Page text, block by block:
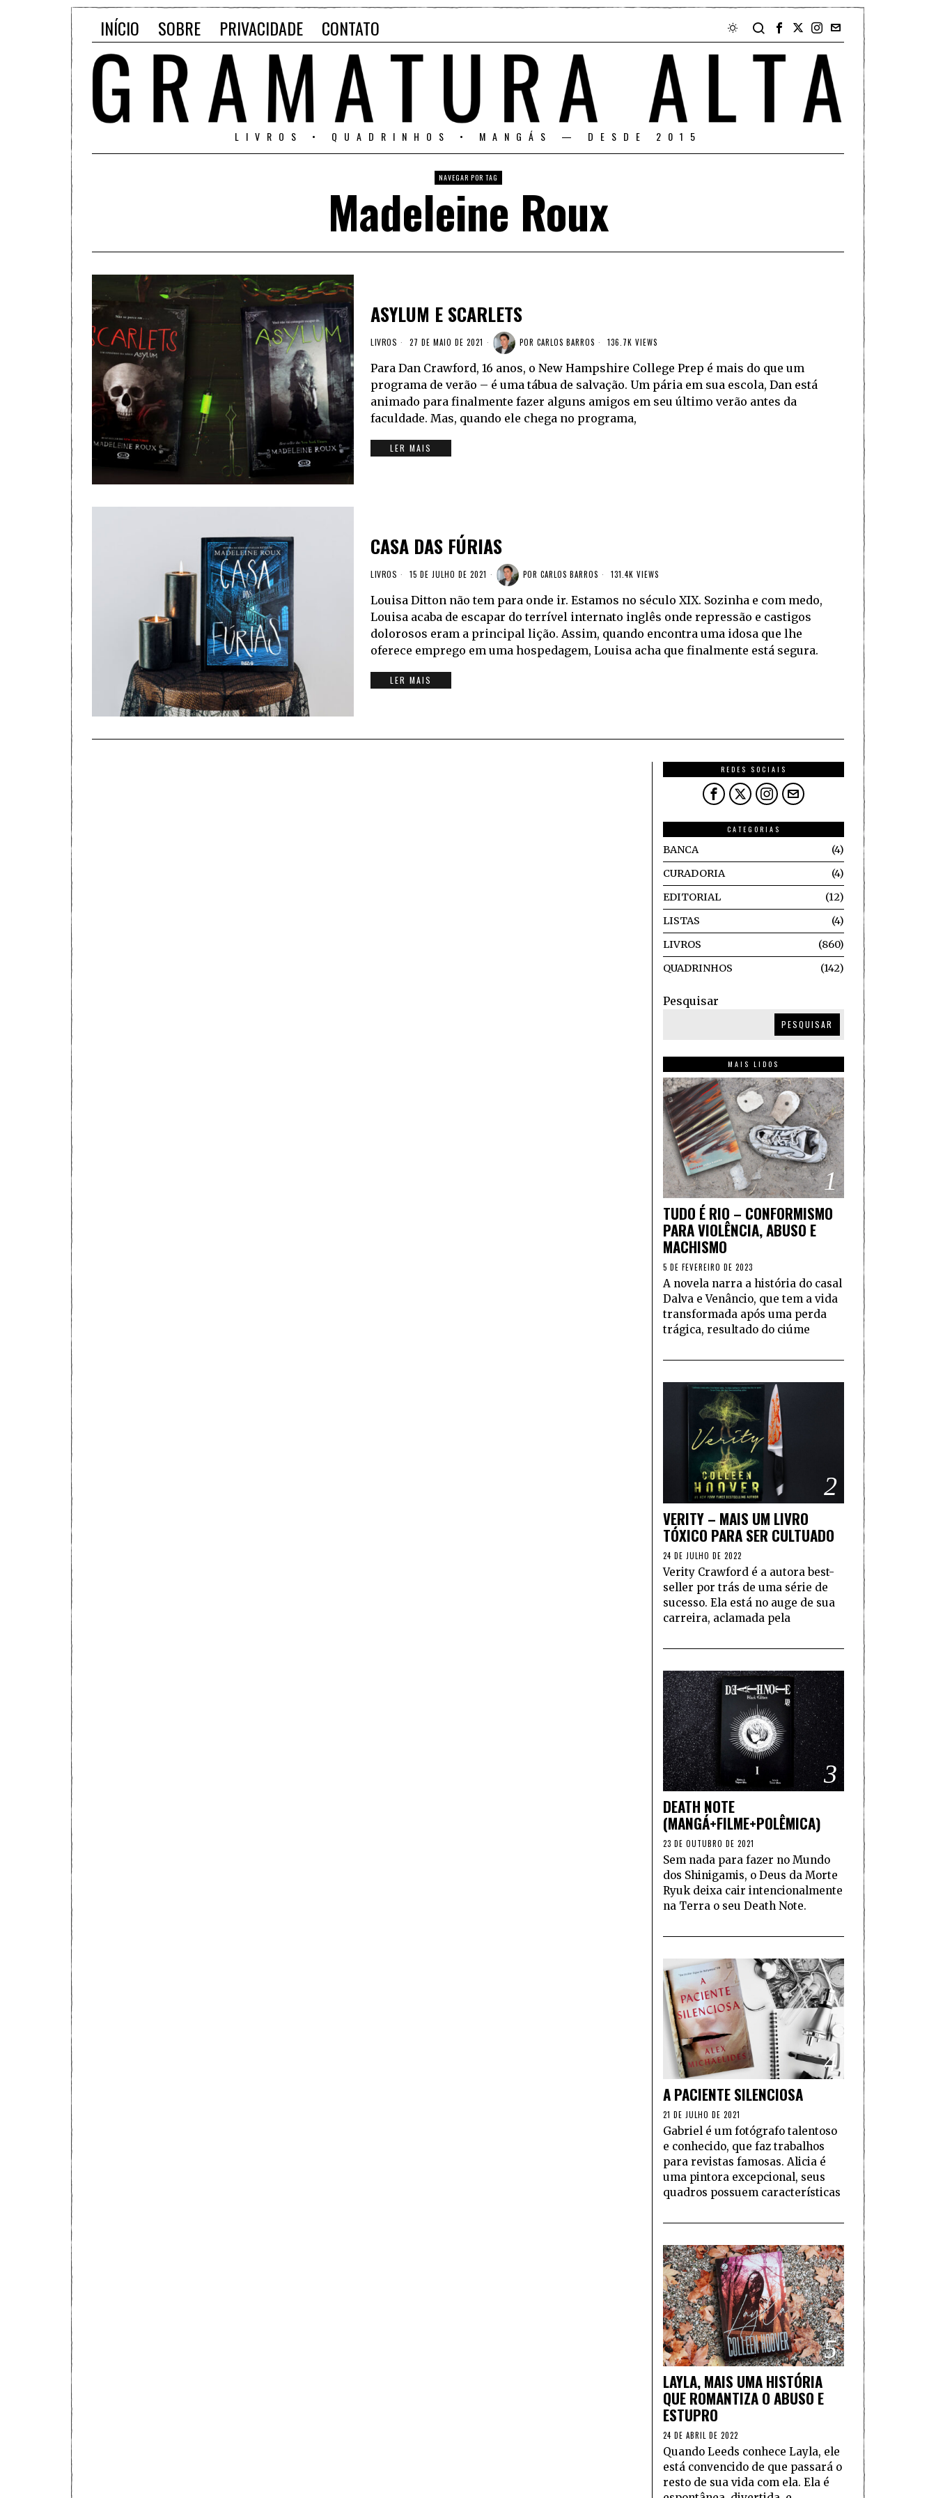
INÍCIO SOBRE PRIVACIDADE CONTATO
LIVROS • QUADRINHOS • MANGÁS — DESDE 2015
NAVEGAR POR TAG
Madeleine Roux
ASYLUM E SCARLETS
LIVROS 27 DE MAIO DE 2021 POR CARLOS BARROS 136.7K VIEWS
Para Dan Crawford, 16 anos, o New Hampshire College Prep é mais do que um
programa de verão – é uma tábua de salvação. Um pária em sua escola, Dan está
animado para finalmente fazer alguns amigos em seu último verão antes da
faculdade. Mas, quando ele chega no programa,
LER MAIS
CASA DAS FÚRIAS
LIVROS 15 DE JULHO DE 2021 POR CARLOS BARROS 131.4K VIEWS
Louisa Ditton não tem para onde ir. Estamos no século XIX. Sozinha e com medo,
Louisa acaba de escapar do terrível internato inglês onde repressão e castigos
dolorosos eram a principal lição. Assim, quando encontra uma idosa que lhe
oferece emprego em uma hospedagem, Louisa acha que finalmente está segura.
LER MAIS
REDES SOCIAIS
CATEGORIAS
BANCA
4
CURADORIA
4
EDITORIAL
12
LISTAS
4
LIVROS
860
QUADRINHOS
142
Pesquisar
PESQUISAR
MAIS LIDOS
1
TUDO É RIO – CONFORMISMO
PARA VIOLÊNCIA, ABUSO E
MACHISMO
5 DE FEVEREIRO DE 2023
A novela narra a história do casal
Dalva e Venâncio, que tem a vida
transformada após uma perda
trágica, resultado do ciúme
2
VERITY – MAIS UM LIVRO
TÓXICO PARA SER CULTUADO
24 DE JULHO DE 2022
Verity Crawford é a autora best-
seller por trás de uma série de
sucesso. Ela está no auge de sua
carreira, aclamada pela
3
DEATH NOTE
(MANGÁ+FILME+POLÊMICA)
23 DE OUTUBRO DE 2021
Sem nada para fazer no Mundo
dos Shinigamis, o Deus da Morte
Ryuk deixa cair intencionalmente
na Terra o seu Death Note.
4
A PACIENTE SILENCIOSA
21 DE JULHO DE 2021
Gabriel é um fotógrafo talentoso
e conhecido, que faz trabalhos
para revistas famosas. Alicia é
uma pintora excepcional, seus
quadros possuem características
5
LAYLA, MAIS UMA HISTÓRIA
QUE ROMANTIZA O ABUSO E
ESTUPRO
24 DE ABRIL DE 2022
Quando Leeds conhece Layla, ele
está convencido de que passará o
resto de sua vida com ela. Ela é